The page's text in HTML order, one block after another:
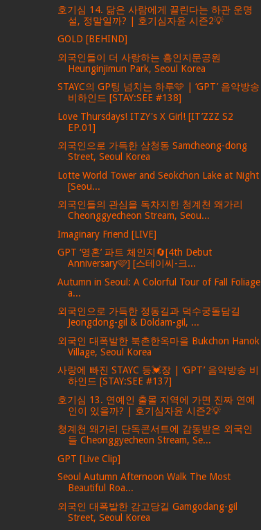
호기심 14. 닮은 사람에게 끌린다는 하관 운명
설, 정말일까? | 호기심자윤 시즌2💡
GOLD [BEHIND]
외국인들이 더 사랑하는 흥인지문공원
Heunginjimun Park, Seoul Korea
STAYC의 GP팅 넘치는 하루🩵 | ‘GPT’ 음악방송
비하인드 [STAY:SEE #138]
Love Thursdays! ITZY's X Girl! [IT’ZZZ S2
EP.01]
외국인으로 가득한 삼청동 Samcheong-dong
Street, Seoul Korea
Lotte World Tower and Seokchon Lake at Night
[Seou...
외국인들의 관심을 독차지한 청계천 왜가리
Cheonggyecheon Stream, Seou...
Imaginary Friend [LIVE]
GPT ‘영혼’ 파트 체인지🔄[4th Debut
Anniversary🩷] [스테이씨-크...
Autumn in Seoul: A Colorful Tour of Fall Foliage
a...
외국인으로 가득한 정동길과 덕수궁돌담길
Jeongdong-gil & Doldam-gil, ...
외국인 대폭발한 북촌한옥마을 Bukchon Hanok
Village, Seoul Korea
사랑에 빠진 STAYC 등💓장 | ‘GPT’ 음악방송 비
하인드 [STAY:SEE #137]
호기심 13. 연예인 출몰 지역에 가면 진짜 연예
인이 있을까? | 호기심자윤 시즌2💡
청계천 왜가리 단독콘서트에 감동받은 외국인
들 Cheonggyecheon Stream, Se...
GPT [Live Clip]
Seoul Autumn Afternoon Walk The Most
Beautiful Roa...
외국인 대폭발한 감고당길 Gamgodang-gil
Street, Seoul Korea